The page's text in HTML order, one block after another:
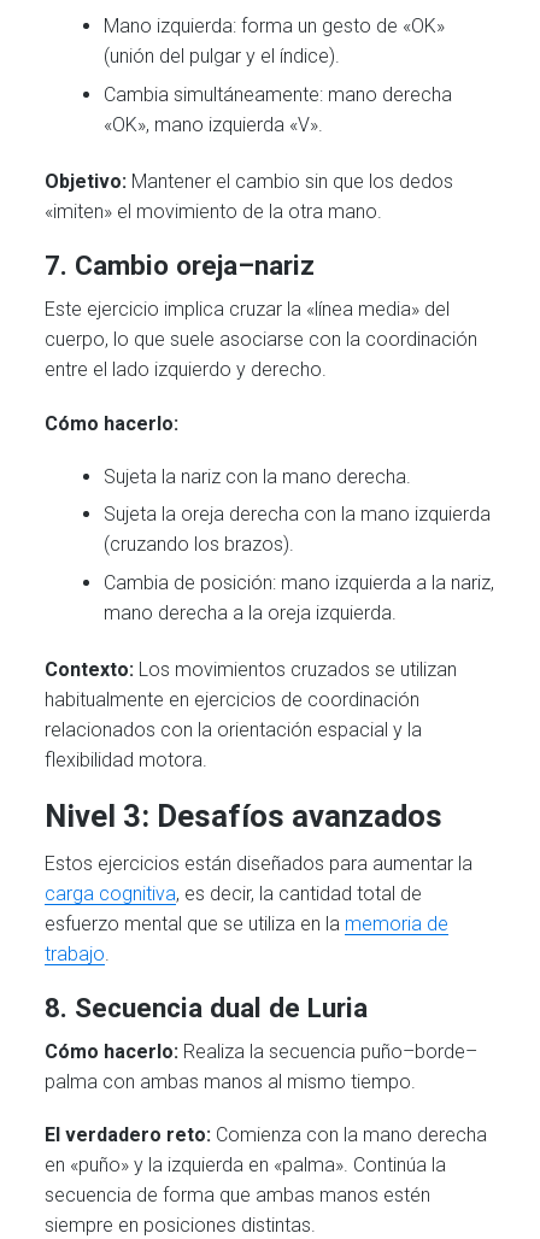
Mano izquierda: forma un gesto de «OK»
(unión del pulgar y el índice).
Cambia simultáneamente: mano derecha
«OK», mano izquierda «V».
Objetivo: Mantener el cambio sin que los dedos
«imiten» el movimiento de la otra mano.
7. Cambio oreja–nariz
Este ejercicio implica cruzar la «línea media» del
cuerpo, lo que suele asociarse con la coordinación
entre el lado izquierdo y derecho.
Cómo hacerlo:
Sujeta la nariz con la mano derecha.
Sujeta la oreja derecha con la mano izquierda
(cruzando los brazos).
Cambia de posición: mano izquierda a la nariz,
mano derecha a la oreja izquierda.
Contexto: Los movimientos cruzados se utilizan
habitualmente en ejercicios de coordinación
relacionados con la orientación espacial y la
flexibilidad motora.
Nivel 3: Desafíos avanzados
Estos ejercicios están diseñados para aumentar la
carga cognitiva, es decir, la cantidad total de
esfuerzo mental que se utiliza en la memoria de
trabajo
8. Secuencia dual de Luria
Cómo hacerlo: Realiza la secuencia puño–borde–
palma con ambas manos al mismo tiempo.
El verdadero reto: Comienza con la mano derecha
en «puño» y la izquierda en «palma». Continúa la
secuencia de forma que ambas manos estén
siempre en posiciones distintas.